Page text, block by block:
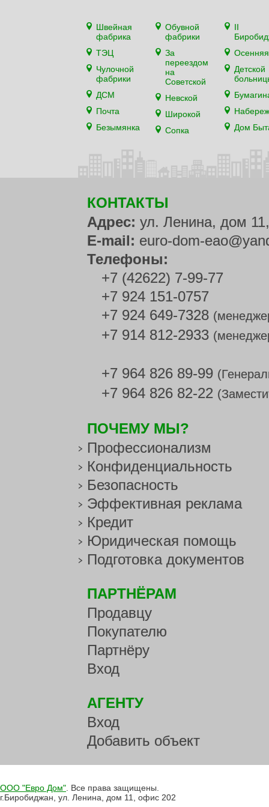
Швейная
фабрика
ТЭЦ
Чулочной
фабрики
ДСМ
Почта
Безымянка
Обувной
фабрики
За
переездом
на
Советской
Невской
Широкой
Сопка
II
Осенняя
Детской
Дом
КОНТАКТЫ
Адрес: ул. Ленина, дом
E-mail: euro-dom-
Телефоны:
+7 (42622) 7-99-77
+7 924 151-0757
+7 924 649-7328
+7 914 812-2933
+7 964 826 89-99
+7 964 826 82-22
ПОЧЕМУ МЫ?
Профессионализм
Конфиденциальность
Безопасность
Эффективная реклама
Кредит
Юридическая помощь
Подготовка документов
ПАРТНЁРАМ
Продавцу
Покупателю
Партнёру
Вход
АГЕНТУ
Вход
Добавить объект
ООО "Евро Дом". Все права защищены.
г.Биробиджан, ул. Ленина, дом 11, офис 202